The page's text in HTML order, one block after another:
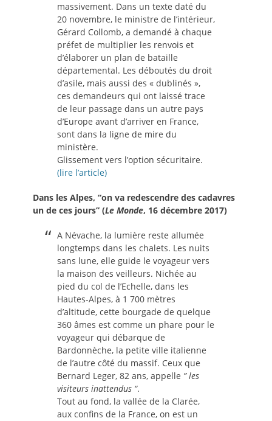
massivement. Dans un texte daté du
20 novembre, le ministre de l’intérieur,
Gérard Collomb, a demandé à chaque
préfet de multiplier les renvois et
d’élaborer un plan de bataille
départemental. Les déboutés du droit
d’asile, mais aussi des « dublinés »,
ces demandeurs qui ont laissé trace
de leur passage dans un autre pays
d’Europe avant d’arriver en France,
sont dans la ligne de mire du
ministère.
Glissement vers l’option sécuritaire.
(lire l’article)
Dans les Alpes, “on va redescendre des cadavres
un de ces jours” (Le Monde, 16 décembre 2017)
A Névache, la lumière reste allumée
longtemps dans les chalets. Les nuits
sans lune, elle guide le voyageur vers
la maison des veilleurs. Nichée au
pied du col de l’Echelle, dans les
Hautes-Alpes, à 1 700 mètres
d’altitude, cette bourgade de quelque
360 âmes est comme un phare pour le
voyageur qui débarque de
Bardonnèche, la petite ville italienne
de l’autre côté du massif. Ceux que
Bernard Leger, 82 ans, appelle ” les
visiteurs inattendus “.
Tout au fond, la vallée de la Clarée,
aux confins de la France, on est un